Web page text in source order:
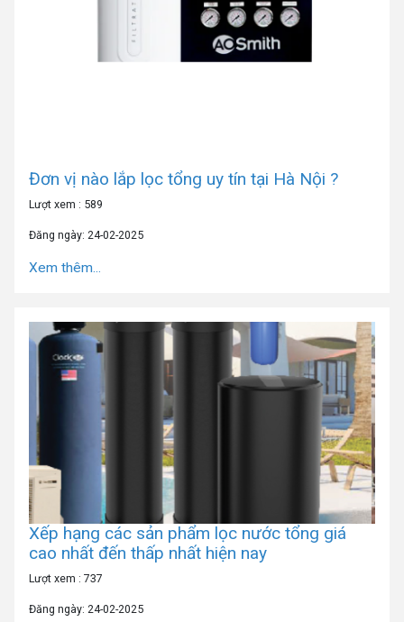
Đơn vị nào lắp lọc tổng uy tín tại Hà Nội ?
Lượt xem : 589
Đăng ngày: 24-02-2025
Xem thêm...
Xếp hạng các sản phẩm lọc nước tổng giá
cao nhất đến thấp nhất hiện nay
Lượt xem : 737
Đăng ngày: 24-02-2025